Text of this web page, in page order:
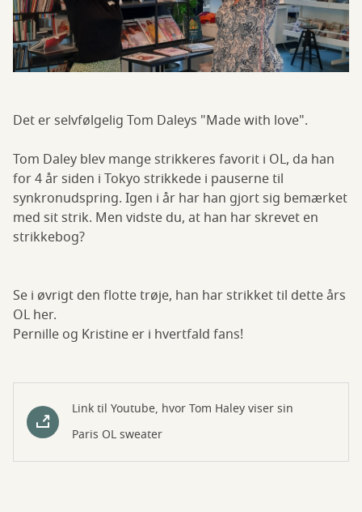
Det er selvfølgelig Tom Daleys "Made with love".
Tom Daley blev mange strikkeres favorit i OL, da han
for 4 år siden i Tokyo strikkede i pauserne til
synkronudspring. Igen i år har han gjort sig bemærket
med sit strik. Men vidste du, at han har skrevet en
strikkebog?
Se i øvrigt den flotte trøje, han har strikket til dette års
OL her.
Pernille og Kristine er i hvertfald fans!
Link til Youtube, hvor Tom Haley viser sin
Paris OL sweater